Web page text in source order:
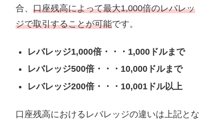
合、 口座残高によって最大1,000倍のレバレッ
ジで取引することが可能です。
レバレッジ1,000倍・・・1,000ドルまで
レバレッジ500倍・・・10,000ドルまで
レバレッジ200倍・・・10,001ドル以上
口座残高におけるレバレッジの違いは上記とな